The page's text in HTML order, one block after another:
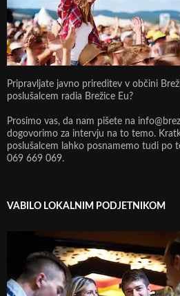
Pripravljate javno prireditev v občini
poslušalcem radia Brežice Eu?
Prosimo vas, da nam pišete na
dogovorimo za intervju na to temo.
poslušalcem lahko posnamemo tudi po
069 669 069.
VABILO LOKALNIM PODJETNIKOM